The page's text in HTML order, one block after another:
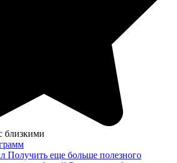
близкими
Получить еще больше полезного